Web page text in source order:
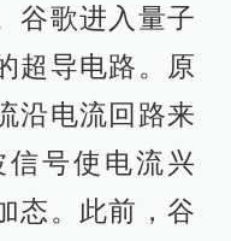
谷歌进入量子
超导电路。原
沿电流回路来
号使电流兴
态。此前，谷